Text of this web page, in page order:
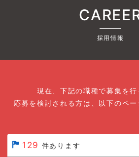
採用情報
現在、下記の職種で募集を行
応募を検討される方は、以下のペー
129 件あります